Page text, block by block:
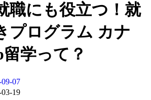
職にも役立つ！就
プログラム カナ
学って？
09-07
19